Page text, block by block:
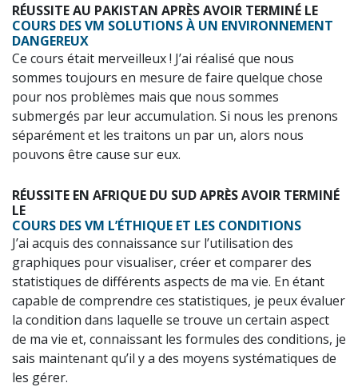
RÉUSSITE AU PAKISTAN APRÈS AVOIR TERMINÉ LE
COURS DES VM SOLUTIONS À UN ENVIRONNEMENT
DANGEREUX
Ce cours était merveilleux ! J’ai réalisé que nous
sommes toujours en mesure de faire quelque chose
pour nos problèmes mais que nous sommes
submergés par leur accumulation. Si nous les prenons
séparément et les traitons un par un, alors nous
pouvons être cause sur eux.
RÉUSSITE EN AFRIQUE DU SUD APRÈS AVOIR TERMINÉ
LE
COURS DES VM L’ÉTHIQUE ET LES CONDITIONS
J’ai acquis des connaissance sur l’utilisation des
graphiques pour visualiser, créer et comparer des
statistiques de différents aspects de ma vie. En étant
capable de comprendre ces statistiques, je peux évaluer
la condition dans laquelle se trouve un certain aspect
de ma vie et, connaissant les formules des conditions, je
sais maintenant qu’il y a des moyens systématiques de
les gérer.